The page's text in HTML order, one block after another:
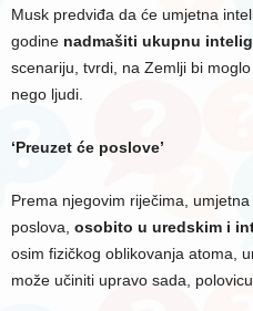
Musk predviđa da će umjetna
godine nadmašiti ukupnu
scenariju, tvrdi, na Zemlji bi
nego ljudi.
‘Preuzet će poslove’
Prema njegovim riječima,
poslova, osobito u uredskim i
osim fizičkog oblikovanja atoma,
može učiniti upravo sada,